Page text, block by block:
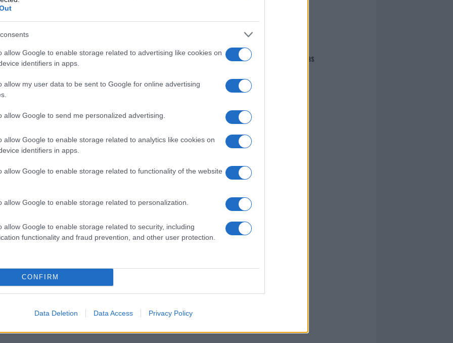
allow Google to enable storage related to advertising like cookies on
identifiers in apps.
allow my user data to be sent to Google for online advertising
allow Google to send me personalized advertising.
allow Google to enable storage related to analytics like cookies on
identifiers in apps.
allow Google to enable storage related to functionality of the website
allow Google to enable storage related to personalization.
allow Google to enable storage related to security, including
functionality and fraud prevention, and other user protection.
CONFIRM
Data Deletion Data Access Privacy Policy
nella sezione
Tempio
di GalluraOggi.it
i tuoi video e le tue foto
+39 345 356 7512
news da Google News
Prossimo articolo
Giovannimaria Cabras